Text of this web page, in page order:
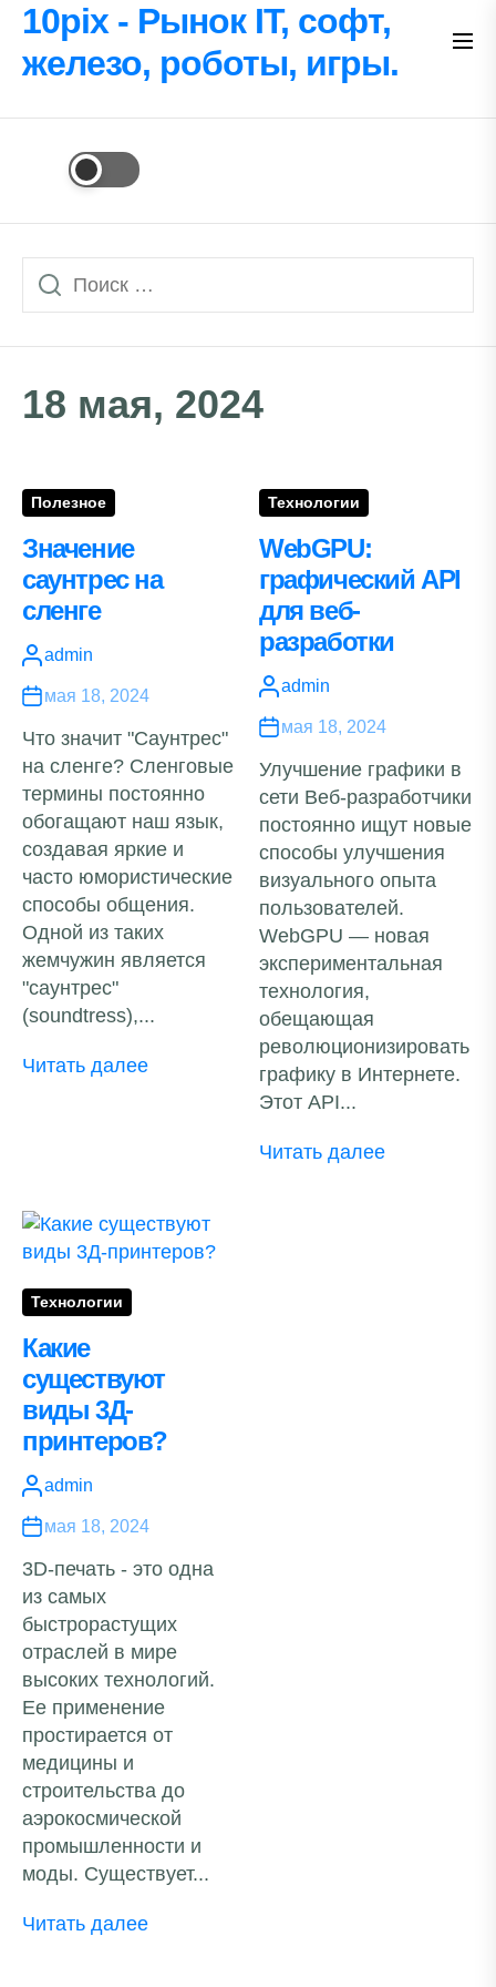
Перейти
содержимому
10pix - Рынок IT, софт,
железо, роботы, игры.
18 мая, 2024
Полезное
Значение
саунтрес на
сленге
admin
мая 18, 2024
Что значит "Саунтрес"
на сленге? Сленговые
термины постоянно
обогащают наш язык,
создавая яркие и
часто юмористические
способы общения.
Одной из таких
жемчужин является
"саунтрес"
(soundtress),...
Читать далее
Технологии
WebGPU:
графический API
для веб-
разработки
admin
мая 18, 2024
Улучшение графики в
сети Веб-разработчики
постоянно ищут новые
способы улучшения
визуального опыта
пользователей.
WebGPU — новая
экспериментальная
технология,
обещающая
революционизировать
графику в Интернете.
Этот API...
Читать далее
Технологии
Какие
существуют
виды 3Д-
принтеров?
admin
мая 18, 2024
3D-печать - это одна
из самых
быстрорастущих
отраслей в мире
высоких технологий.
Ее применение
простирается от
медицины и
строительства до
аэрокосмической
промышленности и
моды. Существует...
Читать далее